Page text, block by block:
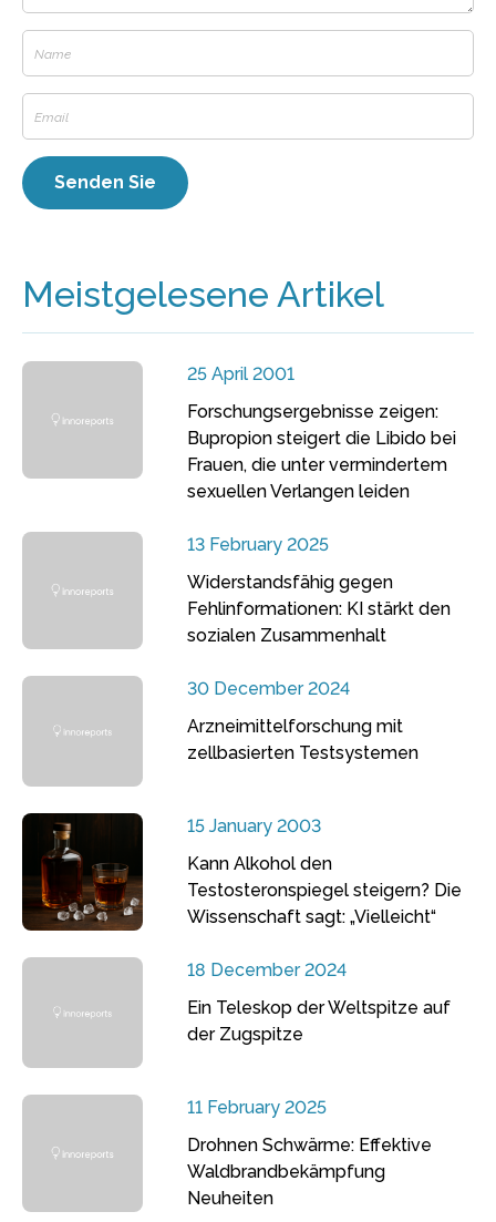
Meistgelesene Artikel
25 April 2001
Forschungsergebnisse zeigen:
Bupropion steigert die Libido bei
Frauen, die unter vermindertem
sexuellen Verlangen leiden
13 February 2025
Widerstandsfähig gegen
Fehlinformationen: KI stärkt den
sozialen Zusammenhalt
30 December 2024
Arzneimittelforschung mit
zellbasierten Testsystemen
15 January 2003
Kann Alkohol den
Testosteronspiegel steigern? Die
Wissenschaft sagt: „Vielleicht“
18 December 2024
Ein Teleskop der Weltspitze auf
der Zugspitze
11 February 2025
Drohnen Schwärme: Effektive
Waldbrandbekämpfung
Neuheiten